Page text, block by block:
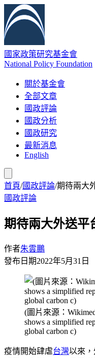
國家政策研究基金會
National Policy Foundation
關於基金會
全部文章
國政評論
國政分析
國政研究
最新消息
English
首頁/國政評論/期待兩大
國政評論
期待兩大外送平
作者朱雲鵬
發布日期2022年5月31日
(圖片來源：
shows a simplified
global carbon c)
疫情開始肆虐台灣以來